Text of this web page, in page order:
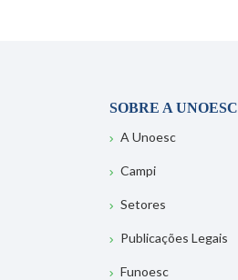
SOBRE A UNOESC
A Unoesc
Campi
Setores
Publicações Legais
Funoesc